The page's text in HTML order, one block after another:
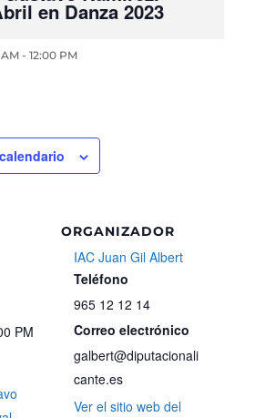
en Danza 2023
AM- 12:00 PM
PM
ORGANIZADOR
IAC Juan Gil Albert
Teléfono
965 12 12 14
Correo electrónico
galbert@diputacionali
cante.es
Ver el sitio web del